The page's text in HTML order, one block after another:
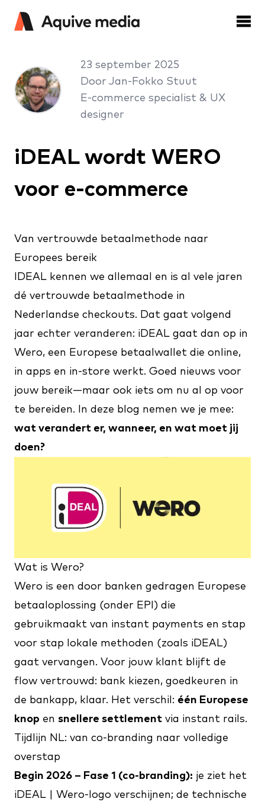
23 september 2025
Door Jan-Fokko Stuut
E-commerce specialist & UX
designer
iDEAL wordt WERO
voor e-commerce
Van vertrouwde betaalmethode naar
Europees bereik
IDEAL kennen we allemaal en is al vele jaren
dé vertrouwde betaalmethode in
Nederlandse checkouts. Dat gaat volgend
jaar echter veranderen: iDEAL gaat dan op in
Wero, een Europese betaalwallet die online,
in apps en in-store werkt. Goed nieuws voor
jouw bereik—maar ook iets om nu al op voor
te bereiden. In deze blog nemen we je mee:
wat verandert er, wanneer, en wat moet jij
doen?
Wat is Wero?
Wero is een door banken gedragen Europese
betaaloplossing (onder EPI) die
gebruikmaakt van instant payments en stap
voor stap lokale methoden (zoals iDEAL)
gaat vervangen. Voor jouw klant blijft de
flow vertrouwd: bank kiezen, goedkeuren in
de bankapp, klaar. Het verschil: één Europese
knop en snellere settlement via instant rails.
Tijdlijn NL: van co-branding naar volledige
overstap
Begin 2026 – Fase 1 (co-branding): je ziet het
iDEAL | Wero-logo verschijnen; de technische